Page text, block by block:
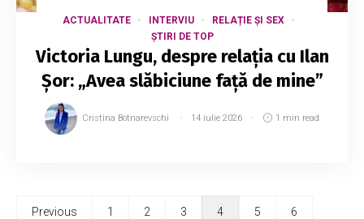
ACTUALITATE INTERVIU
RELAȚIE ȘI SEX
ȘTIRI DE TOP
Victoria Lungu, despre relația cu Ilan
Șor: „Avea slăbiciune față de mine”
Cristina Botnarevschi 14 iulie 2026 1 min read
Previous 1 2 3 4 5 6